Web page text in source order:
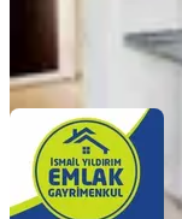
İSMAİL YILDIRIM
DANIŞMANLIĞI
Ara